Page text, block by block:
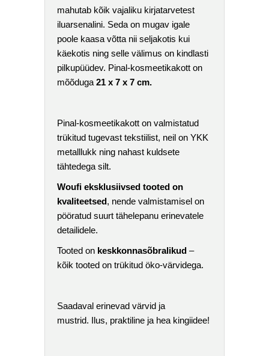
mahutab kõik vajaliku kirjatarvetest
iluarsenalini. Seda on mugav igale
poole kaasa võtta nii seljakotis kui
käekotis ning selle välimus on kindlasti
pilkupüüdev. Pinal-kosmeetikakott on
mõõduga 21 x 7 x 7 cm.
Pinal-kosmeetikakott on valmistatud
trükitud tugevast tekstiilist, neil on YKK
metalllukk ning nahast kuldsete
tähtedega silt.
Woufi eksklusiivsed tooted on
kvaliteetsed, nende valmistamisel on
pööratud suurt tähelepanu erinevatele
detailidele.
Tooted on keskkonnasõbralikud –
kõik tooted on trükitud öko-värvidega.
Saadaval erinevad värvid ja
mustrid. Ilus, praktiline ja hea kingiidee!